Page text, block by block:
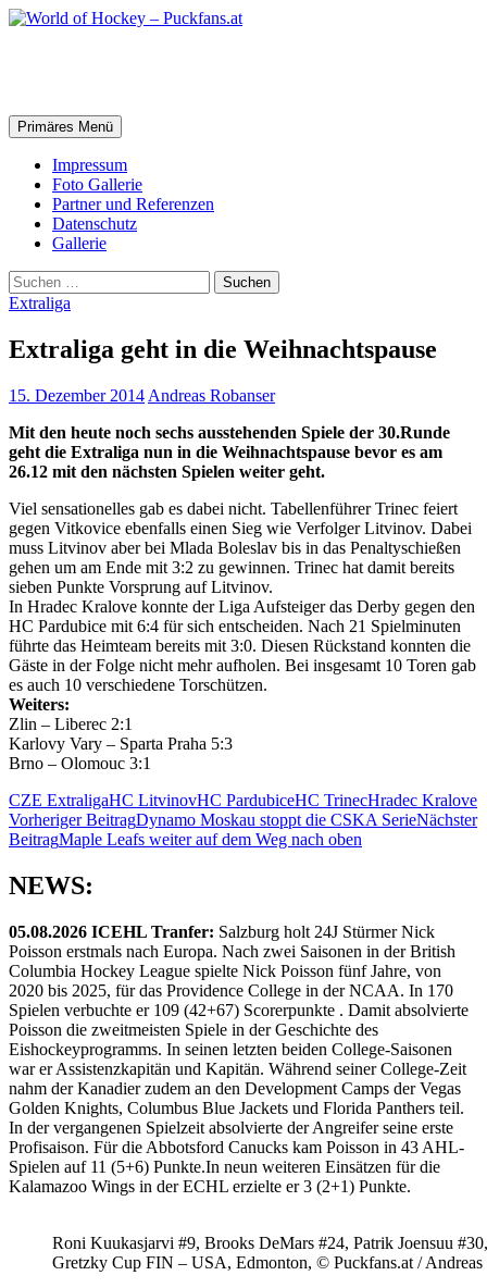
Zum
Suchen
Primäres Menü
Impressum
Foto Gallerie
Partner und Referenzen
Datenschutz
Gallerie
Suchen
nach:
Extraliga
Extraliga geht in die Weihnachtspause
15. Dezember 2014 Andreas Robanser
Mit den heute noch sechs ausstehenden Spiele der 30.Runde
geht die Extraliga nun in die Weihnachtspause bevor es am
26.12 mit den nächsten Spielen weiter geht.
Viel sensationelles gab es dabei nicht. Tabellenführer Trinec feiert
gegen Vitkovice ebenfalls einen Sieg wie Verfolger Litvinov. Dabei
muss Litvinov aber bei Mlada Boleslav bis in das Penaltyschießen
gehen um am Ende mit 3:2 zu gewinnen. Trinec hat damit bereits
sieben Punkte Vorsprung auf Litvinov.
In Hradec Kralove konnte der Liga Aufsteiger das Derby gegen den
HC Pardubice mit 6:4 für sich entscheiden. Nach 21 Spielminuten
führte das Heimteam bereits mit 3:0. Diesen Rückstand konnten die
Gäste in der Folge nicht mehr aufholen. Bei insgesamt 10 Toren gab
es auch 10 verschiedene Torschützen.
Weiters:
Zlin – Liberec 2:1
Karlovy Vary – Sparta Praha 5:3
Brno – Olomouc 3:1
CZE ExtraligaHC LitvinovHC PardubiceHC TrinecHradec Kralove
Beitragsnavigation
Vorheriger BeitragDynamo Moskau stoppt die CSKA SerieNächster
BeitragMaple Leafs weiter auf dem Weg nach oben
NEWS:
05.08.2026 ICEHL Tranfer: Salzburg holt 24J Stürmer Nick
Poisson erstmals nach Europa. Nach zwei Saisonen in der British
Columbia Hockey League spielte Nick Poisson fünf Jahre, von
2020 bis 2025, für das Providence College in der NCAA. In 170
Spielen verbuchte er 109 (42+67) Scorerpunkte . Damit absolvierte
Poisson die zweitmeisten Spiele in der Geschichte des
Eishockeyprogramms. In seinen letzten beiden College-Saisonen
war er Assistenzkapitän und Kapitän. Während seiner College-Zeit
nahm der Kanadier zudem an den Development Camps der Vegas
Golden Knights, Columbus Blue Jackets und Florida Panthers teil.
In der vergangenen Spielzeit absolvierte der Angreifer seine erste
Profisaison. Für die Abbotsford Canucks kam Poisson in 43 AHL-
Spielen auf 11 (5+6) Punkte.In neun weiteren Einsätzen für die
Kalamazoo Wings in der ECHL erzielte er 3 (2+1) Punkte.
Roni Kuukasjarvi #9, Brooks DeMars #24, Patrik Joensuu
Gretzky Cup FIN – USA, Edmonton, © Puckfans.at / Andreas